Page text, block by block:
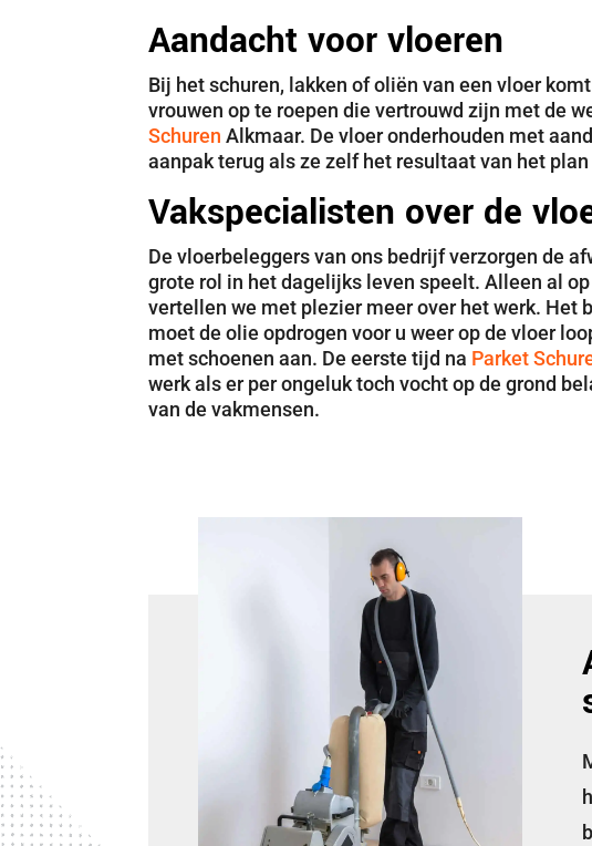
Aandacht voor vloeren
Bij het schuren, lakken of oliën van een vloer
vrouwen op te roepen die vertrouwd zijn met de
Schuren Alkmaar. De vloer onderhouden met
aanpak terug als ze zelf het resultaat van het
Vakspecialisten over de
De vloerbeleggers van ons bedrijf verzorgen de
grote rol in het dagelijks leven speelt. Alleen al
vertellen we met plezier meer over het werk. Het
moet de olie opdrogen voor u weer op de vloer
met schoenen aan. De eerste tijd na Parket
werk als er per ongeluk toch vocht op de grond
van de vakmensen.